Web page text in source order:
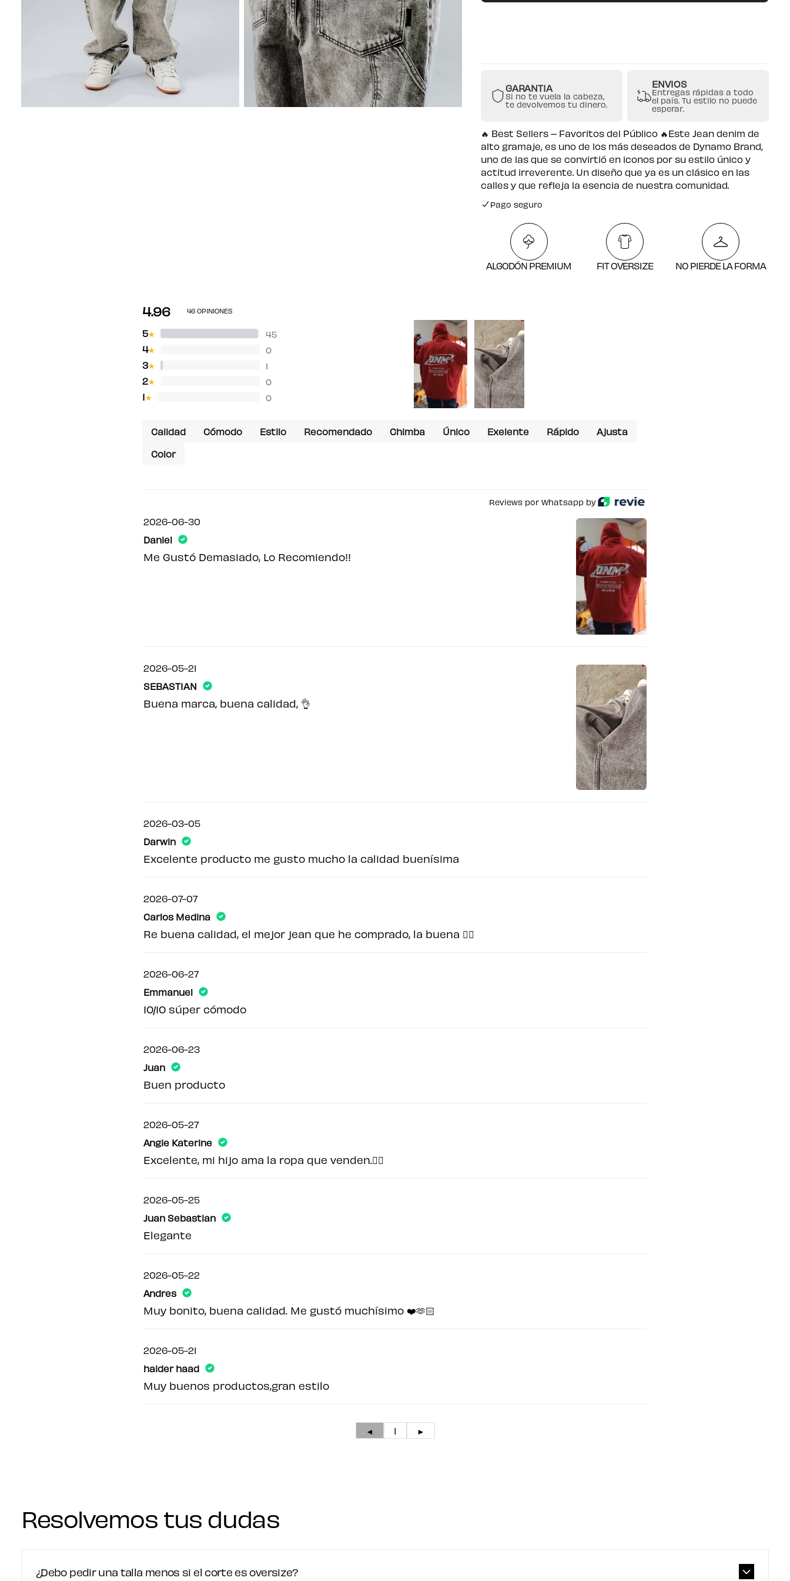
GARANTIA
Si no te vuela la cabeza,
te devolvemos tu dinero.
ENVIOS
Entregas rápidas a todo
el país. Tu estilo no puede
esperar.
🔥 Best Sellers – Favoritos del Público 🔥Este Jean denim de
alto gramaje, es uno de los más deseados de Dynamo Brand,
uno de las que se convirtió en iconos por su estilo único y
actitud irreverente. Un diseño que ya es un clásico en las
calles y que refleja la esencia de nuestra comunidad.
Pago seguro
Envío gratuito por compras desde $250.000
Pago seguro
ALGODÓN PREMIUM FIT OVERSIZE NO PIERDE LA FORMA
4.96 46 OPINIONES
5★ 45
4★ 0
3★ 1
2★ 0
1★ 0
Calidad Cómodo Estilo Recomendado Chimba Único Exelente Rápido
Ajusta
Color
Reviews por Whatsapp by
2026-06-30
Daniel
Me Gustó Demasiado, Lo Recomiendo!!
2026-05-21
SEBASTIAN
Buena marca, buena calidad, 👌
2026-03-05
Darwin
Excelente producto me gusto mucho la calidad buenísima
2026-07-07
Carlos Medina
Re buena calidad, el mejor jean que he comprado, la buena ✌🏻
2026-06-27
Emmanuel
10/10 súper cómodo
2026-06-23
Juan
Buen producto
2026-05-27
Angie Katerine
Excelente, mi hijo ama la ropa que venden.👍🏻
2026-05-25
Juan Sebastian
Elegante
2026-05-22
Andres
Muy bonito, buena calidad. Me gustó muchísimo ❤️🫶🏻
2026-05-21
haider haad
Muy buenos productos,gran estilo
◄ 1 ►
Resolvemos tus dudas
¿Debo pedir una talla menos si el corte es oversize?
El carrito rápido
está actualmente
vacío
Aún no se ha seleccionado ningún producto.